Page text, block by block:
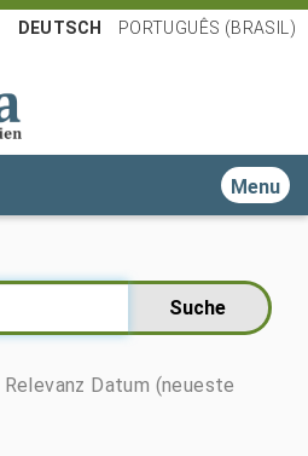
DEUTSCH PORTUGUÊS (BRASIL)
Toggle
Relevanz Datum (neueste